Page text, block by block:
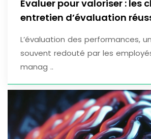
Évaluer pour valoriser : les
entretien d’évaluation
L’évaluation des performances,
souvent redouté par les
manag ..